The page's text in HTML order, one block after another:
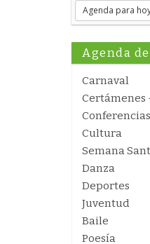
Agenda para
Agenda
Carnaval
Certámenes
Conferencias
Cultura
Semana
Danza
Deportes
Juventud
Baile
Poesía